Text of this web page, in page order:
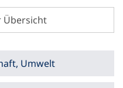
Übersicht
Umwelt